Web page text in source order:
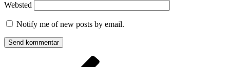
Websted
Notify me of new posts by email.
Indlægsnavigation